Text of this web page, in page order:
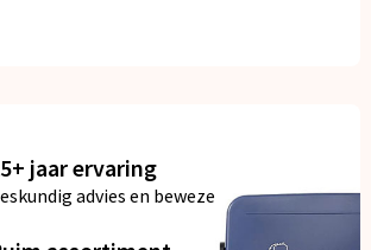
jaar ervaring
advies en bewezen kwaliteit